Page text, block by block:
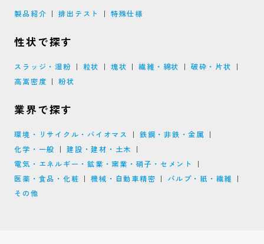
製品紹介 排出テスト 特殊仕様
性状で探す
スラッジ・湿粉 粒状 塊状 繊維・綿状
破砕・片状
高嵩密度
粉状
業界で探す
環境・リサイクル・バイオマス
鉄鋼・非鉄・金属
化学・一般
建設・建材・土木
電気・エネルギー・鉱業・窯業・硝子・セメント
医薬・食品・化粧
機械・自動車精密
パルプ・紙・繊維
その他